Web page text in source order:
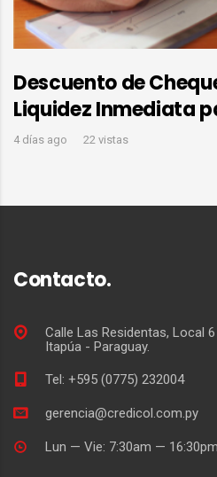
Descuento de
Liquidez Inmediata
4 días ago 22 vistas
Contacto.
Calle Las Residentas, Local
Itapúa - Paraguay.
Tel: +595 (0775) 232004
gerencia@credicol.com.py
Lun — Vie: 7:30am — 16:30pm